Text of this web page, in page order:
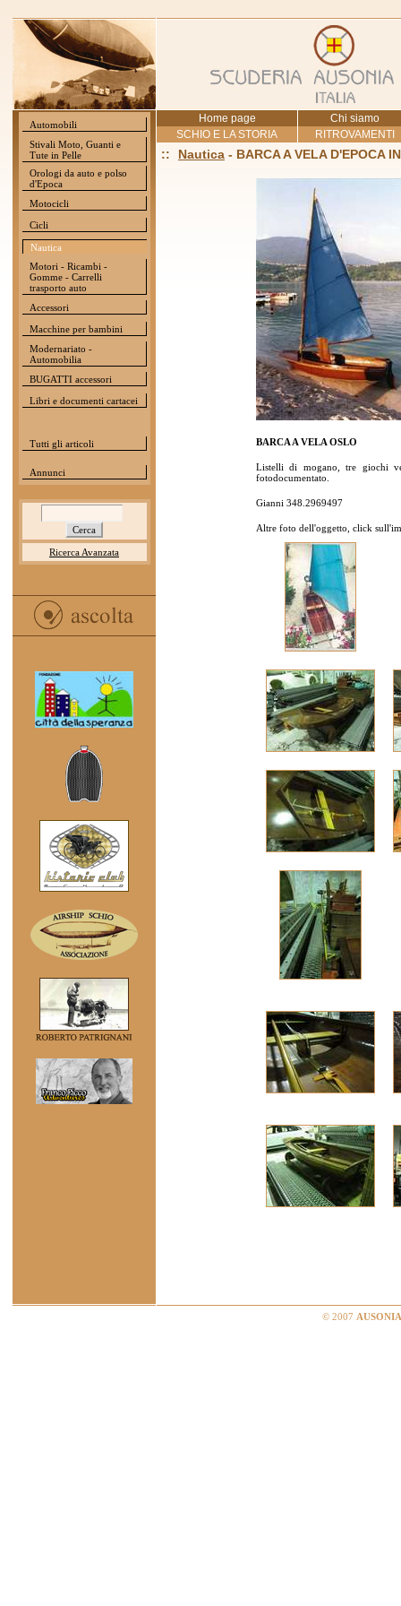
Automobili
Stivali Moto, Guanti e
Tute in Pelle
Orologi da auto e polso
d'Epoca
Motocicli
Cicli
Nautica
Motori - Ricambi -
Gomme - Carrelli
trasporto auto
Accessori
Macchine per bambini
Modernariato -
Automobilia
BUGATTI accessori
Libri e documenti cartacei
Tutti gli articoli
Annunci
Ricerca Avanzata
Home page
Chi siamo
SCHIO E LA STORIA
RITROVAMENTI
:: Nautica - BARCA A VELA D'EPOCA
BARCA A VELA OSLO
Listelli di mogano, tre giochi
fotodocumentato.
Gianni 348.2969497
Altre foto dell'oggetto, click
© 2007